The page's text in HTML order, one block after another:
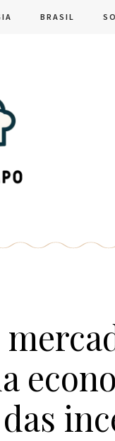
BRASIL